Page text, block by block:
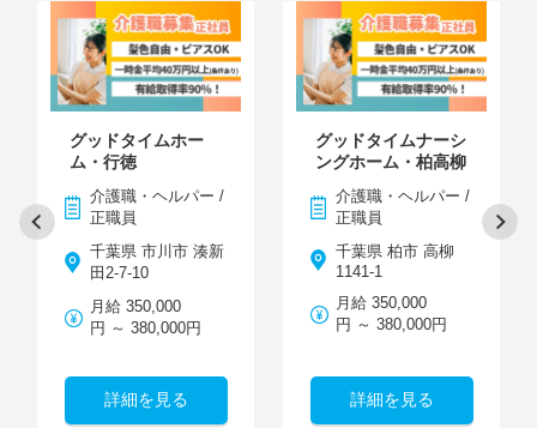
グッドタイムホー
ム・行徳
介護職・ヘルパー /
正職員
千葉県 市川市 湊新
田2-7-10
月給 350,000
円 ～ 380,000円
詳細を見る
グッドタイムナーシ
ングホーム・柏高柳
介護職・ヘルパー /
正職員
千葉県 柏市 高柳
1141-1
月給 350,000
円 ～ 380,000円
詳細を見る